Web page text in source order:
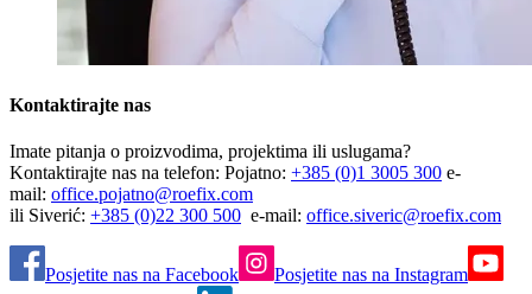
Kontaktirajte nas
Imate pitanja o proizvodima, projektima ili uslugama?
Kontaktirajte nas na telefon: Pojatno: +385 (0)1 3005 300 e-
mail: office.pojatno@roefix.com
ili Siverić: +385 (0)22 300 500 e-mail: office.siveric@roefix.com
Posjetite nas na Facebook
Posjetite nas na Instagram